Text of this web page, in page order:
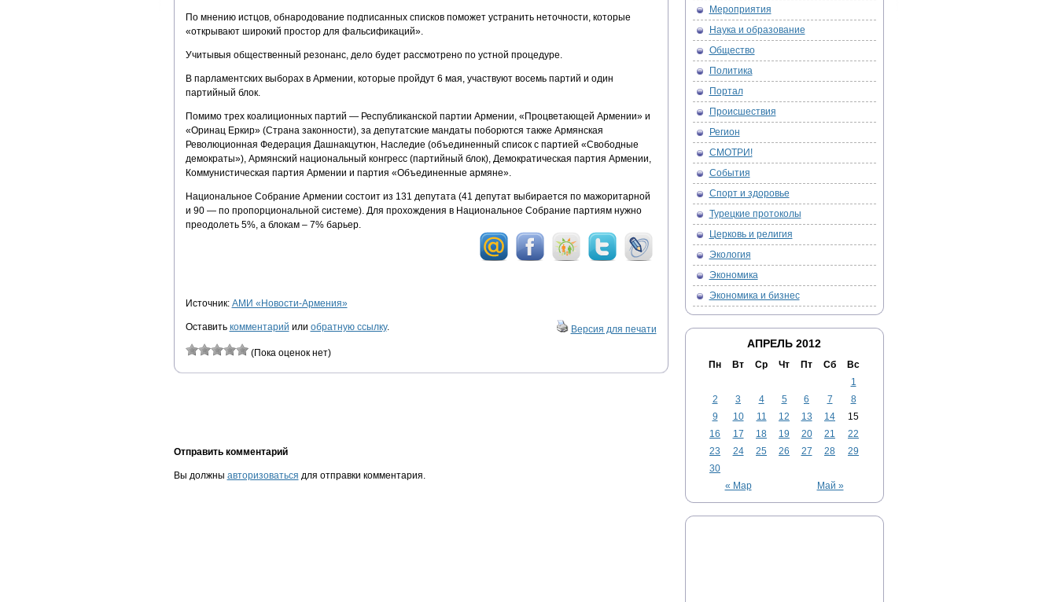
По мнению истцов, обнародование подписанных списков поможет устранить неточности, которые
«открывают широкий простор для фальсификаций».
Учитывыя общественный резонанс, дело будет рассмотрено по устной процедуре.
В парламентских выборах в Армении, которые пройдут 6 мая, участвуют восемь партий и один
партийный блок.
Помимо трех коалиционных партий — Республиканской партии Армении, «Процветающей Армении» и
«Оринац Еркир» (Страна законности), за депутатские мандаты поборются также Армянская
Революционная Федерация Дашнакцутюн, Наследие (объединенный список с партией «Свободные
демократы»), Армянский национальный конгресс (партийный блок), Демократическая партия Армении,
Коммунистическая партия Армении и партия «Объединенные армяне».
Национальное Собрание Армении состоит из 131 депутата (41 депутат выбирается по мажоритарной
и 90 — по пропорциональной системе). Для прохождения в Национальное Собрание партиям нужно
преодолеть 5%, а блокам – 7% барьер.
Источник: АМИ «Новости-Армения»
Оставить комментарий или обратную ссылку. Версия для печати
(Пока оценок нет)
Отправить комментарий
Вы должны авторизоваться для отправки комментария.
Мероприятия
Наука и образование
Общество
Политика
Портал
Происшествия
Регион
СМОТРИ!
События
Спорт и здоровье
Турецкие протоколы
Церковь и религия
Экология
Экономика
Экономика и бизнес
АПРЕЛЬ 2012
Пн Вт Ср Чт Пт Сб Вс
« Мар Май »
1
2
3 4 5 6 7
8
9
10 11 12 13 14
15
16
17 18 19 20 21
22
23
24 25 26 27 28
29
30